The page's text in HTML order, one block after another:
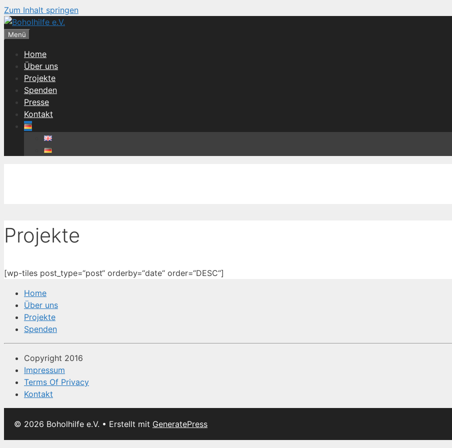
Zum Inhalt springen
Menü
Home
Über uns
Projekte
Spenden
Presse
Kontakt
Projekte
[wp-tiles post_type=“post“ orderby=“date“ order=“DESC“]
Home
Über uns
Projekte
Spenden
Copyright 2016
Impressum
Terms Of Privacy
Kontakt
© 2026 Boholhilfe e.V. • Erstellt mit GeneratePress